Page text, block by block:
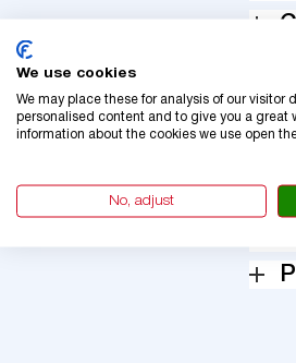
We use cookies
We may place these for analysis of our visitor
personalised content and to give you a great
information about the cookies we use open
No, adjust